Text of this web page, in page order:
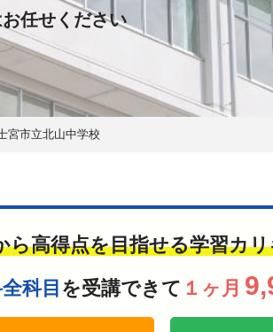
任せください
宮市立北山中学校
ら高得点を目指せる学習カ
科目 を受講できて １ヶ月